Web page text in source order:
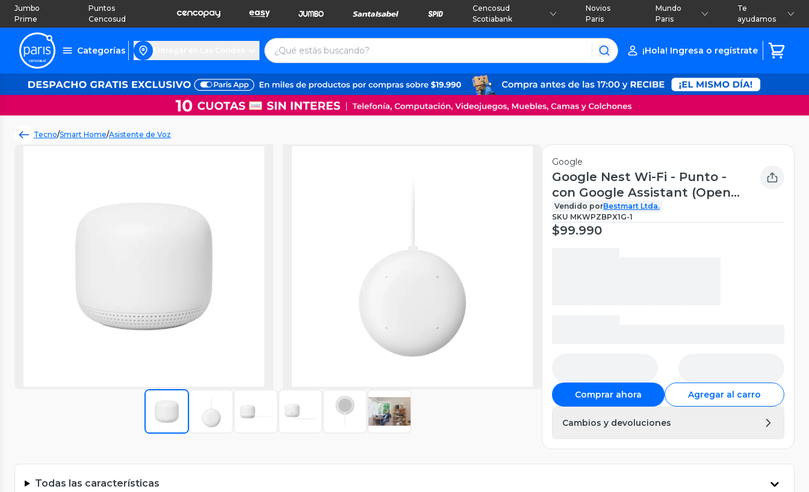
Jumbo
Prime
Puntos
Cencosud
Cencosud
Scotiabank
Novios
Paris
Mundo
Paris
Te
ayudamos
Categorías ¡Hola! Ingresa o regístrate
Tecno/Smart Home/Asistente de Voz
Google
Google Nest Wi-Fi - Punto -
con Google Assistant (Open
Box)
Vendido porBestmart Ltda.
SKU MKWPZBPX1G-1
$99.990
Comprar ahora Agregar al carro
Cambios y devoluciones
Todas las características